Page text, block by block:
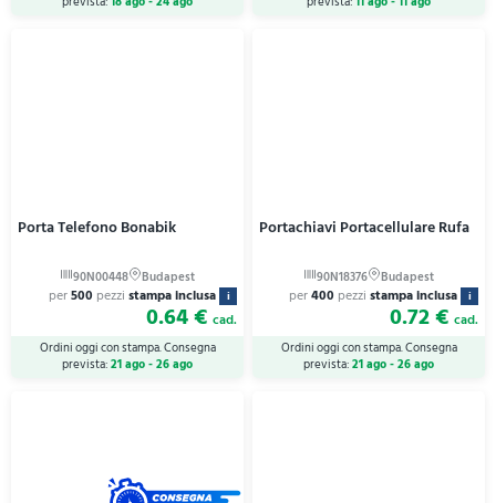
Porta Telefono Bonabik
per500 pezzi stampa inclusa i
0.64 € cad.
Ordini oggi con stampa. Consegna
prevista:21 ago - 26 ago
Portachiavi Portacellulare Rufa
per400 pezzi stampa inclusa i
0.72 € cad.
Ordini oggi con stampa. Consegna
prevista:21 ago - 26 ago